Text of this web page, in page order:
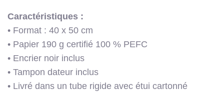
Caractéristiques :
• Format : 40 x 50 cm
• Papier 190 g certifié 100 % PEFC
• Encrier noir inclus
• Tampon dateur inclus
• Livré dans un tube rigide avec étui cartonné